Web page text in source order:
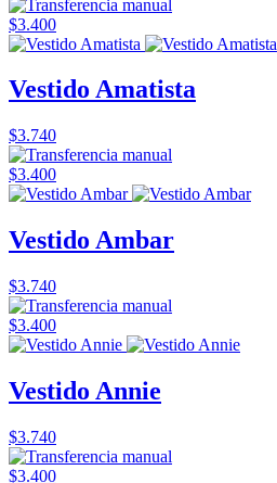
$3.400
Vestido Amatista
$3.740
$3.400
Vestido Ambar
$3.740
$3.400
Vestido Annie
$3.740
$3.400